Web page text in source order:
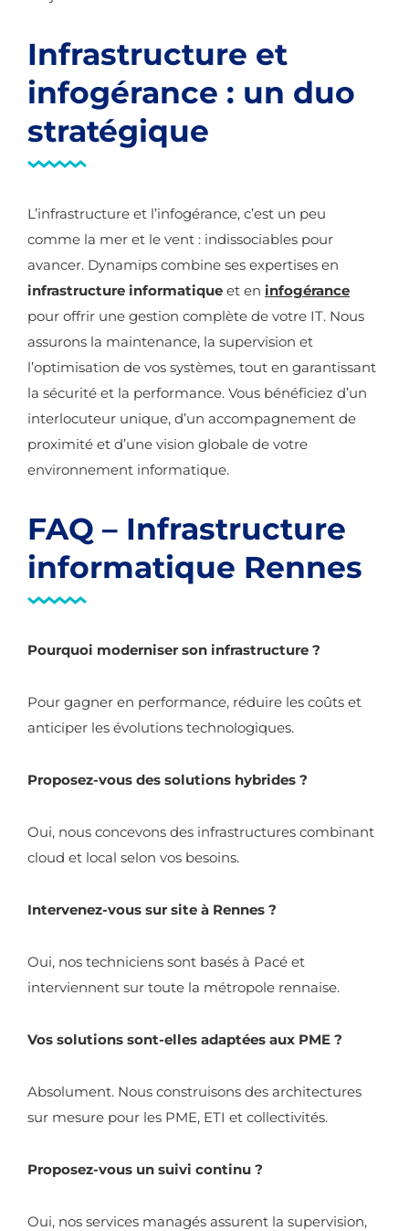
Infrastructure et
infogérance : un duo
stratégique
L’infrastructure et l’infogérance, c’est un peu
comme la mer et le vent : indissociables pour
avancer. Dynamips combine ses expertises en
infrastructure informatique et en infogérance
pour offrir une gestion complète de votre IT. Nous
assurons la maintenance, la supervision et
l’optimisation de vos systèmes, tout en garantissant
la sécurité et la performance. Vous bénéficiez d’un
interlocuteur unique, d’un accompagnement de
proximité et d’une vision globale de votre
environnement informatique.
FAQ – Infrastructure
informatique Rennes
Pourquoi moderniser son infrastructure ?
Pour gagner en performance, réduire les coûts et
anticiper les évolutions technologiques.
Proposez-vous des solutions hybrides ?
Oui, nous concevons des infrastructures combinant
cloud et local selon vos besoins.
Intervenez-vous sur site à Rennes ?
Oui, nos techniciens sont basés à Pacé et
interviennent sur toute la métropole rennaise.
Vos solutions sont-elles adaptées aux PME ?
Absolument. Nous construisons des architectures
sur mesure pour les PME, ETI et collectivités.
Proposez-vous un suivi continu ?
Oui, nos services managés assurent la supervision,